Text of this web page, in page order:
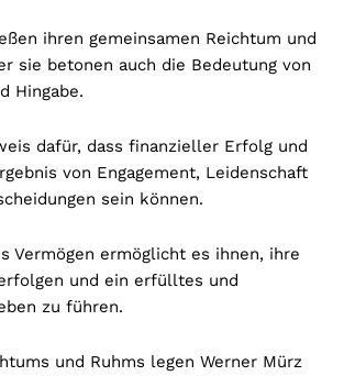
ihren gemeinsamen Reichtum und
sie betonen auch die Bedeutung von
Hingabe.
dafür, dass finanzieller Erfolg und
von Engagement, Leidenschaft
sein können.
Vermögen ermöglicht es ihnen, ihre
und ein erfülltes und
zu führen.
und Ruhms legen Werner Mürz